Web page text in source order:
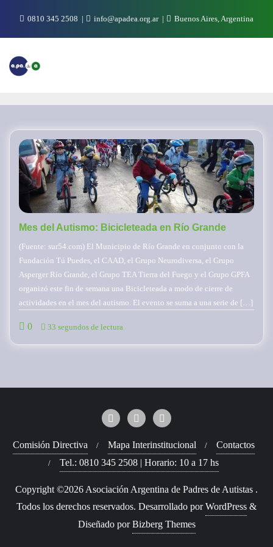
0810 345 2508 info@apadea.org.ar Buenos Aires, Argentina
Mes del Autismo: Bicicleteada en Río Grande
(Fuente: sur54.com) El Municipio de Río Grande en conjunto con la
Fundación Tú Puedes, el CAAD, el Grupo Neurodiversa, el Grupo
Asperger Río Grande, el Grupo TEA Tierra del Fuego y el Grupo GPFA
organizó este fin de semana una Bicicleteada a modo de cierre de
actividades en el mes del autismo. El evento se suma a una serie de […]
0 33 segundos de lectura
Comisión Directiva Mapa Interinstitucional
Contactos
Tel.: 0810 345 2508 | Horario: 10 a 17 hs
Copyright ©2026 Asociación Argentina de Padres de Autistas .
Todos los derechos reservados. Desarrollado porWordPress &
Diseñado porBizberg Themes